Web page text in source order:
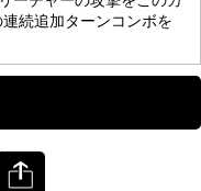
続追加ターンコンボを